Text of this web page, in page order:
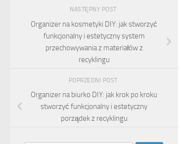
NASTĘPNY POST
Organizer na kosmetyki DIY: jak stworzyć
funkcjonalny i estetyczny system
przechowywania z materiałów z
recyklingu
POPRZEDNI POST
Organizer na biurko DIY: jak krok po kroku
stworzyć funkcjonalny i estetyczny
porządek z recyklingu